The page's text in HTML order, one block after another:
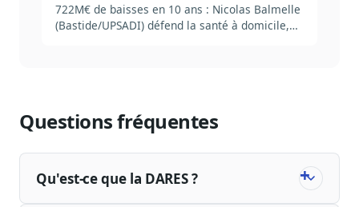
722M€ de baisses en 10 ans : Nicolas Balmelle
(Bastide/UPSADI) défend la santé à domicile,
Questions fréquentes
Qu'est-ce que la DARES ?